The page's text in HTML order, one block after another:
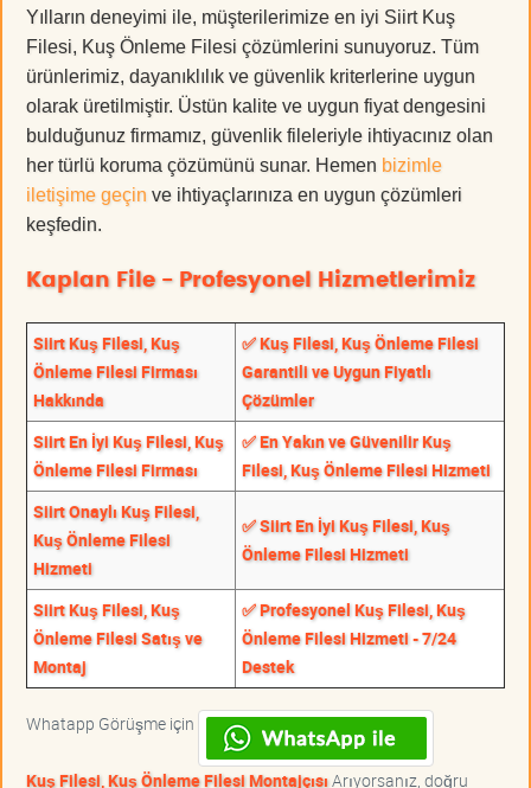
Yılların deneyimi ile, müşterilerimize en iyi Siirt Kuş
Filesi, Kuş Önleme Filesi çözümlerini sunuyoruz. Tüm
ürünlerimiz, dayanıklılık ve güvenlik kriterlerine uygun
olarak üretilmiştir. Üstün kalite ve uygun fiyat dengesini
bulduğunuz firmamız, güvenlik fileleriyle ihtiyacınız olan
her türlü koruma çözümünü sunar. Hemen bizimle
iletişime geçin ve ihtiyaçlarınıza en uygun çözümleri
keşfedin.
Kaplan File - Profesyonel Hizmetlerimiz
Siirt Kuş Filesi, Kuş
Önleme Filesi Firması
Hakkında
✅ Kuş Filesi, Kuş Önleme Filesi
Garantili ve Uygun Fiyatlı
Çözümler
Siirt En İyi Kuş Filesi, Kuş
Önleme Filesi Firması
✅ En Yakın ve Güvenilir Kuş
Filesi, Kuş Önleme Filesi Hizmeti
Siirt Onaylı Kuş Filesi,
Kuş Önleme Filesi
Hizmeti
✅ Siirt En İyi Kuş Filesi, Kuş
Önleme Filesi Hizmeti
Siirt Kuş Filesi, Kuş
Önleme Filesi Satış ve
Montaj
✅ Profesyonel Kuş Filesi, Kuş
Önleme Filesi Hizmeti - 7/24
Destek
Whatapp Görüşme için
Kuş Filesi, Kuş Önleme Filesi MontajçısıArıyorsanız, doğru